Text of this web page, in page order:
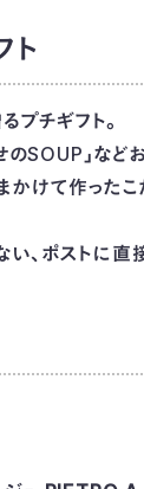
ト
プチギフト。
のSOUP」な
けて作ったこ
、ポストに直